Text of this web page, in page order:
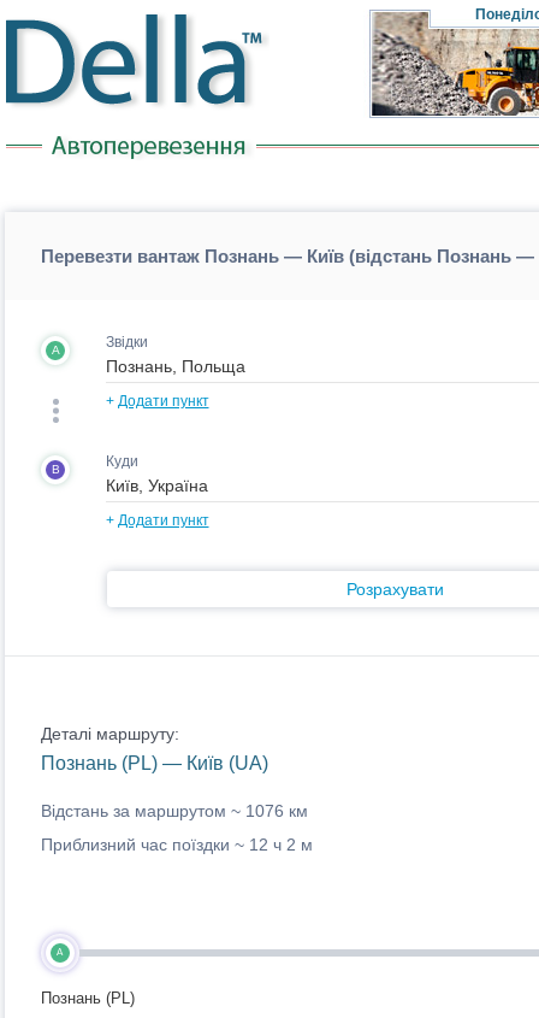
Перевезти вантаж Познань — Київ (відстань Познань —
A Звідки
+ Додати пункт
B Куди
+ Додати пункт
Розрахувати
Деталі маршруту:
Познань (PL) — Київ (UA)
Відстань за маршрутом ~ 1076 км
Приблизний час поїздки ~ 12 ч 2 м
A
Познань (PL)